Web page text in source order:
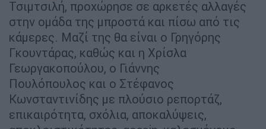
Τσιμτσιλή, προχώρησε σε αρκετές αλλαγές
στην ομάδα της μπροστά και πίσω από τις
κάμερες. Μαζί της θα είναι ο Γρηγόρης
Γκουντάρας, καθώς και η Χρίσλα
Γεωργακοπούλου, ο Γιάννης
Πουλόπουλος και ο Στέφανος
Κωνσταντινίδης με πλούσιο ρεπορτάζ,
επικαιρότητα, σχόλια, αποκαλύψεις,